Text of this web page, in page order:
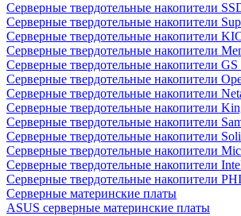
Серверные твердотельные накопители
Cерверные твердотельные накопители
Cерверные твердотельные накопители
Cерверные твердотельные накопители
Cерверные твердотельные накопители GS
Серверные твердотельные накопители
Серверные твердотельные накопители
Cерверные твердотельные накопители
Cерверные твердотельные накопители
Cерверные твердотельные накопители
Cерверные твердотельные накопители
Cерверные твердотельные накопители
Cерверные твердотельные накопители
Серверные материнские платы
ASUS серверные материнские платы